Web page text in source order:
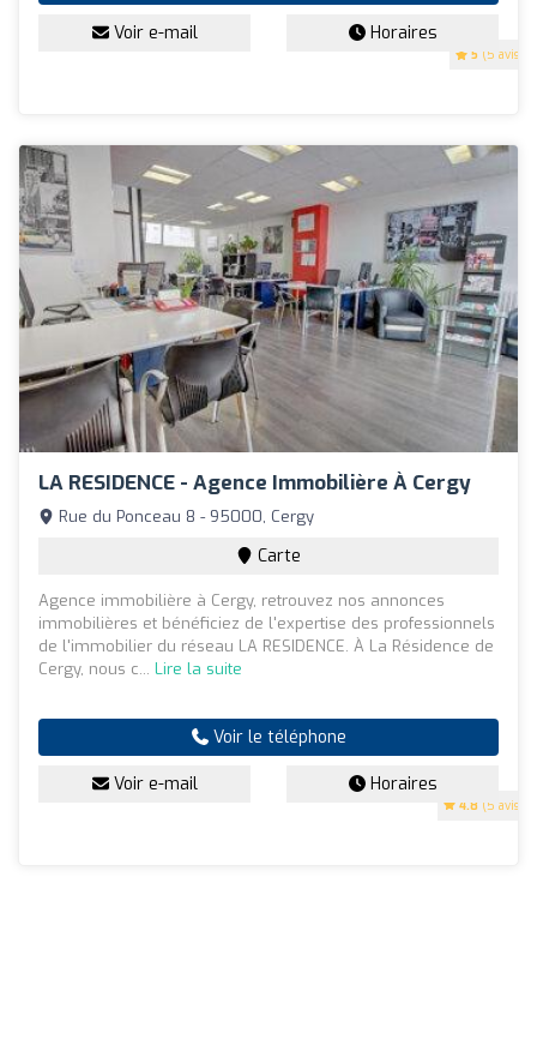
5 (5 avis)
Voir e-mail Horaires
LA RESIDENCE - Agence Immobilière À Cergy
4.8 (5 avis)
Rue du Ponceau 8 - 95000, Cergy
Carte
Agence immobilière à Cergy, retrouvez nos annonces
immobilières et bénéficiez de l'expertise des professionnels
de l'immobilier du réseau LA RESIDENCE. À La Résidence de
Cergy, nous c... Lire la suite
Voir le téléphone
Voir e-mail Horaires